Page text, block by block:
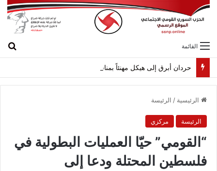
القائمة
حردان أبرق إلى هيكل مهنئاً بمناسبة عيد الجيش
الرئيسية / الرئيسة
الرئيسة مركزي
“القومي” حيّا العمليات البطولية في
فلسطين المحتلة ودعا إلى